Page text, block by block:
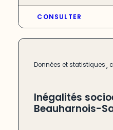
CONSULTER
Données et statistiques,
Inégalités
Beauharnois-